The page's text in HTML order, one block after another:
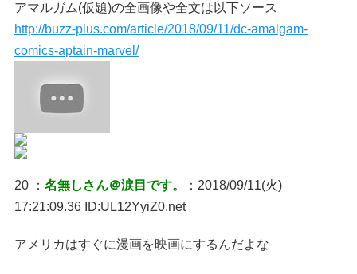
アマルガム(仮題)の全画像や全文は以下ソース
http://buzz-plus.com/article/2018/09/11/dc-amalgam-
comics-aptain-marvel/
20 ： 名無しさん＠涙目です。
：2018/09/11(火)
17:21:09.36 ID:UL12YyiZ0.net
アメリカはすぐに漫画を映画にするんだよな